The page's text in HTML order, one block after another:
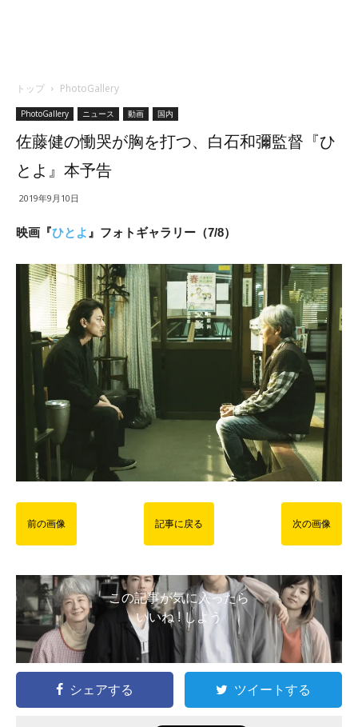
トップ PhotoGallery
PhotoGallery ニュース 動画 国内
佐藤健の慟哭が胸を打つ、白石和彌監督『ひ
とよ』本予告
2019年9月10日
映画『ひとよ 』フォトギャラリー（7/8）
前の画像 記事に戻る 次の画像
この記事が気に入ったら
いいね ! しよう
シェアする ツイートする